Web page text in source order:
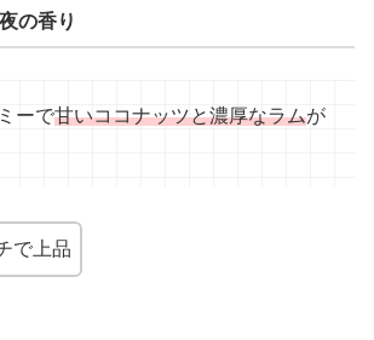
の香り
ーで甘いココナッツと濃厚なラムが
で上品